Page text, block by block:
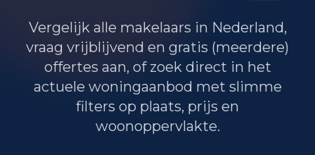
Landbouw, bosbouw en visserij 20
Vervoer, informatie en communicatie
Financiele diensten en onroerendgoed 235
Cultuur, recreatie en overige diensten
Vergelijk alle makelaars in Nederland,
vraag vrijblijvend en gratis (meerdere)
offertes aan, of zoek direct in het
actuele woningaanbod met slimme
filters op plaats, prijs en
woonoppervlakte.